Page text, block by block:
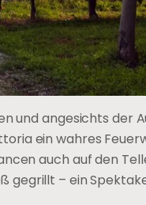
und angesichts der
ein wahres
auch auf den
gegrillt – ein